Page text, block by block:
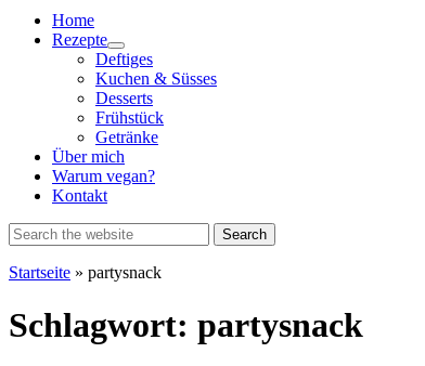
Home
Rezepte
Show
sub
menu
Deftiges
Kuchen & Süsses
Desserts
Frühstück
Getränke
Über mich
Warum vegan?
Kontakt
Startseite » partysnack
Schlagwort: partysnack